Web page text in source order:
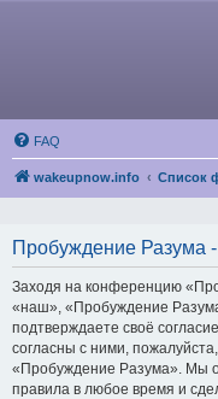
FAQ
wakeupnow.info Список
Пробуждение Разума -
Заходя на конференцию
«наш», «Пробуждение
подтверждаете своё
согласны с ними,
«Пробуждение Разума». Мы
правила в любое время и